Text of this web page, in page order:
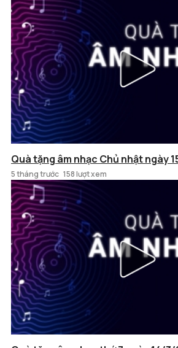
Quà tặng âm nhạc Chủ nhật ngày
5 tháng trước 158 lượt xem